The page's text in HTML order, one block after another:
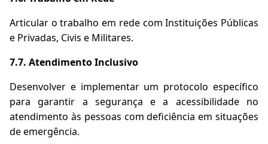
Articular o trabalho em rede com Instituições Públicas
e Privadas, Civis e Militares.
7.7. Atendimento Inclusivo
Desenvolver e implementar um protocolo específico
para garantir a segurança e a acessibilidade no
atendimento às pessoas com deficiência em situações
de emergência.